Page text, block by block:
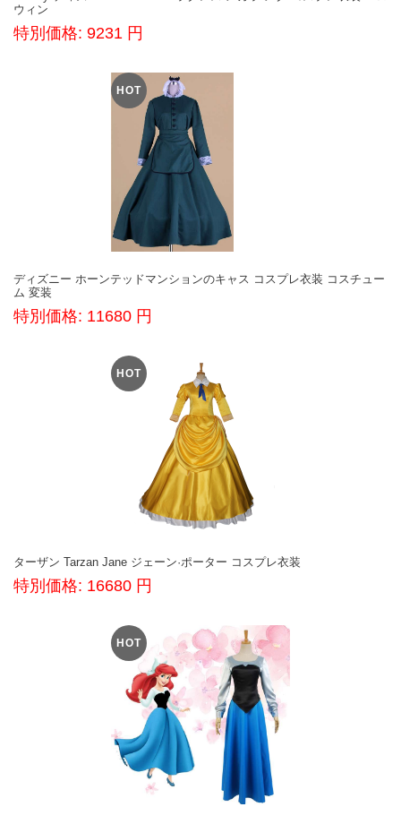
ウィン
特別価格: 9231 円
HOT
ディズニー ホーンテッドマンションのキャス コスプレ衣装 コスチュー
ム 変装
特別価格: 11680 円
HOT
ターザン Tarzan Jane ジェーン·ポーター コスプレ衣装
特別価格: 16680 円
HOT